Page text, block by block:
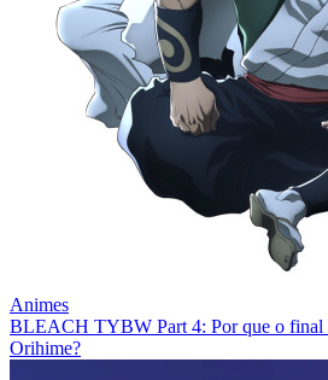
Animes
BLEACH TYBW Part 4: Por que o final
Orihime?